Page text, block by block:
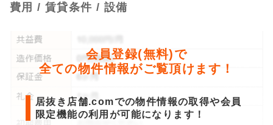
費用 / 賃貸条件 / 設備
会員登録(無料)で
全ての物件情報がご覧頂けます！
居抜き店舗.comでの物件情報の取得や会員
限定機能の利用が可能になります！